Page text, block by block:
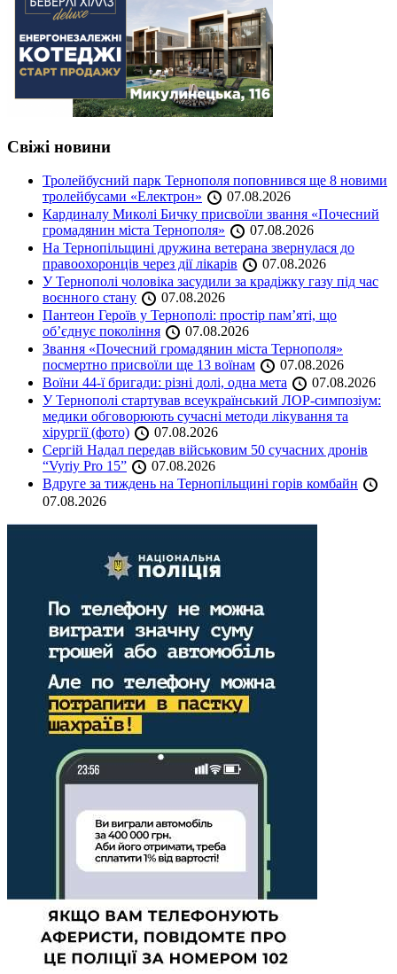
Свіжі новини
Тролейбусний парк Тернополя поповнився ще 8 новими
тролейбусами «Електрон»
07.08.2026
Кардиналу Миколі Бичку присвоїли звання «Почесний
громадянин міста Тернополя»
07.08.2026
На Тернопільщині дружина ветерана звернулася до
правоохоронців через дії лікарів
07.08.2026
У Тернополі чоловіка засудили за крадіжку газу під час
воєнного стану
07.08.2026
Пантеон Героїв у Тернополі: простір пам’яті, що
об’єднує покоління
07.08.2026
Звання «Почесний громадянин міста Тернополя»
посмертно присвоїли ще 13 воїнам
07.08.2026
Воїни 44-ї бригади: різні долі, одна мета
07.08.2026
У Тернополі стартував всеукраїнський ЛОР-симпозіум:
медики обговорюють сучасні методи лікування та
хірургії (фото)
07.08.2026
Сергій Надал передав військовим 50 сучасних дронів
“Vyriy Pro 15”
07.08.2026
Вдруге за тиждень на Тернопільщині горів комбайн
07.08.2026